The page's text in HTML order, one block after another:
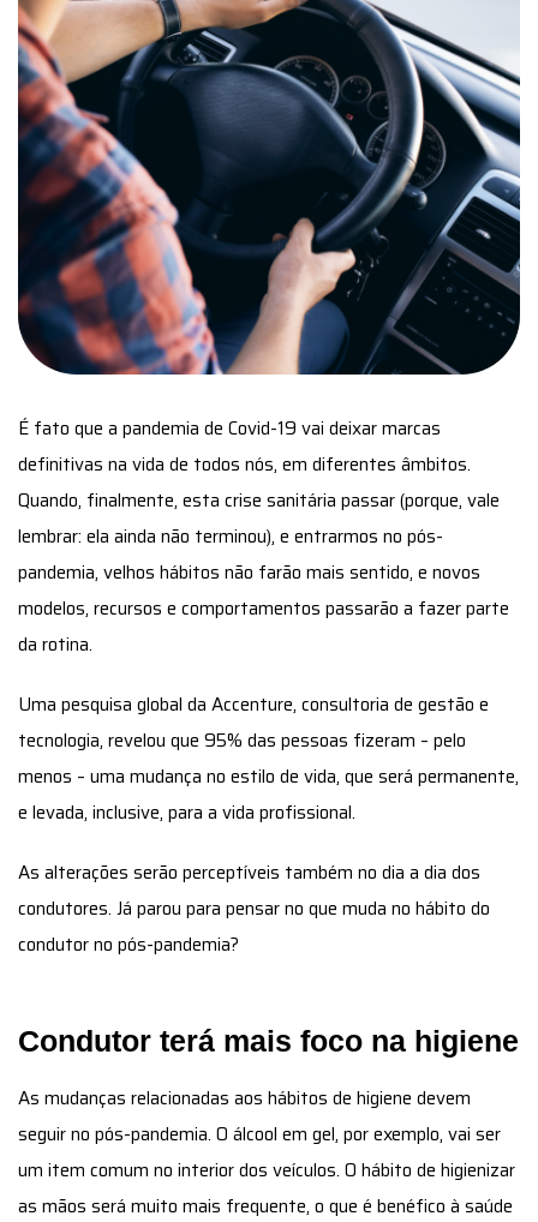
É fato que a pandemia de Covid-19 vai deixar marcas
definitivas na vida de todos nós, em diferentes âmbitos.
Quando, finalmente, esta crise sanitária passar (porque, vale
lembrar: ela ainda não terminou), e entrarmos no pós-
pandemia, velhos hábitos não farão mais sentido, e novos
modelos, recursos e comportamentos passarão a fazer parte
da rotina.
Uma pesquisa global da Accenture, consultoria de gestão e
tecnologia, revelou que 95% das pessoas fizeram – pelo
menos – uma mudança no estilo de vida, que será permanente,
e levada, inclusive, para a vida profissional.
As alterações serão perceptíveis também no dia a dia dos
condutores. Já parou para pensar no que muda no hábito do
condutor no pós-pandemia?
Condutor terá mais foco na higiene
As mudanças relacionadas aos hábitos de higiene devem
seguir no pós-pandemia. O álcool em gel, por exemplo, vai ser
um item comum no interior dos veículos. O hábito de higienizar
as mãos será muito mais frequente, o que é benéfico à saúde